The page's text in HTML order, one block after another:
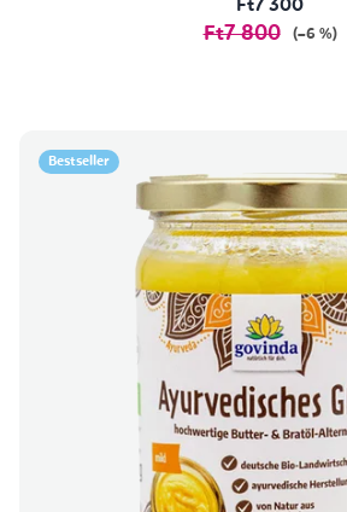
Ft7 300
Ft7 800 (–6 %)
Bestseller